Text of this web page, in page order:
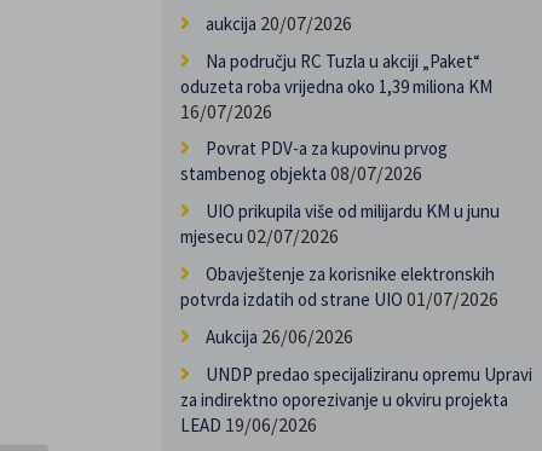
aukcija 20/07/2026
Na području RC Tuzla u akciji „Paket“
oduzeta roba vrijedna oko 1,39 miliona KM
16/07/2026
Povrat PDV-a za kupovinu prvog
stambenog objekta 08/07/2026
UIO prikupila više od milijardu KM u junu
mjesecu 02/07/2026
Obavještenje za korisnike elektronskih
potvrda izdatih od strane UIO 01/07/2026
Aukcija 26/06/2026
UNDP predao specijaliziranu opremu Upravi
za indirektno oporezivanje u okviru projekta
LEAD 19/06/2026